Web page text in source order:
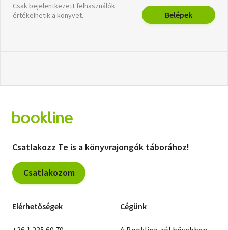
Csak bejelentkezett felhasználók
értékelhetik a könyvet.
Belépek
Csatlakozz Te is a könyvrajongók táborához!
Csatlakozom
Elérhetőségek Cégünk